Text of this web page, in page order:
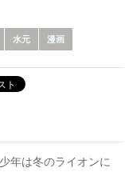
水元 漫画
年は冬のライオンに